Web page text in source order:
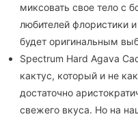
миксовать свое тело с
любителей флористики
будет оригинальным
Spectrum Hard Agava
кактус, который и не
достаточно
свежего вкуса. Но на